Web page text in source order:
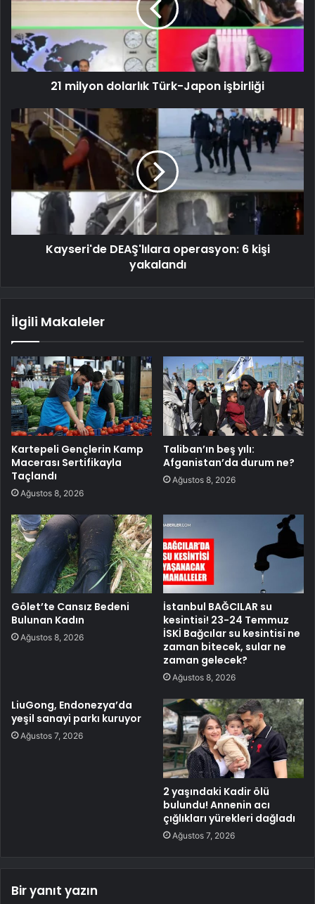
21 milyon dolarlık Türk-Japon işbirliği
Kayseri'de DEAŞ'lılara operasyon: 6 kişi
yakalandı
İlgili Makaleler
Kartepeli Gençlerin Kamp
Macerası Sertifikayla
Taçlandı
Ağustos 8, 2026
Taliban’ın beş yılı:
Afganistan’da durum ne?
Ağustos 8, 2026
Gölet’te Cansız Bedeni
Bulunan Kadın
Ağustos 8, 2026
İstanbul BAĞCILAR su
kesintisi! 23-24 Temmuz
İSKİ Bağcılar su kesintisi ne
zaman bitecek, sular ne
zaman gelecek?
Ağustos 8, 2026
LiuGong, Endonezya’da
yeşil sanayi parkı kuruyor
Ağustos 7, 2026
2 yaşındaki Kadir ölü
bulundu! Annenin acı
çığlıkları yürekleri dağladı
Ağustos 7, 2026
Bir yanıt yazın